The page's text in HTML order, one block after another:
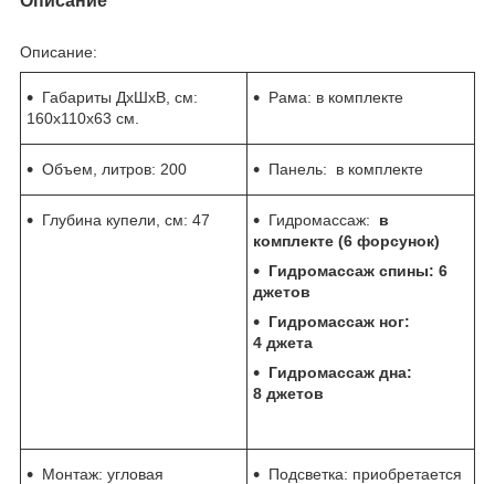
Описание:
Габариты ДхШхВ, см:
160х110х63 см.
Рама: в комплекте
Объем, литров: 200 Панель: в комплекте
Глубина купели, см: 47 Гидромассаж: в
комплекте (6 форсунок)
Гидромассаж спины: 6
джетов
Гидромассаж ног:
4 джета
Гидромассаж дна:
8 джетов
Монтаж: угловая
Подсветка: приобретается